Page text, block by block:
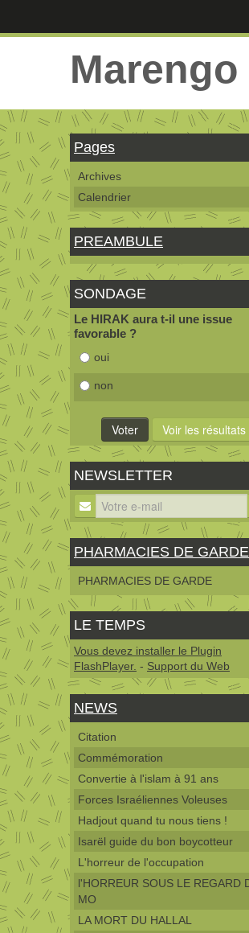
Pages
Archives
Calendrier
PREAMBULE
SONDAGE
Le HIRAK aura t-il une issue
favorable ?
oui
non
NEWSLETTER
PHARMACIES DE GARDE
PHARMACIES DE GARDE
LE TEMPS
Vous devez installer le Plugin
FlashPlayer. - Support du Web
NEWS
Citation
Commémoration
Convertie à l'islam à 91 ans
Forces Israéliennes Voleuses
Hadjout quand tu nous tiens !
Isarël guide du bon boycotteur
L'horreur de l'occupation
l'HORREUR SOUS LE REGARD
MO
LA MORT DU HALLAL